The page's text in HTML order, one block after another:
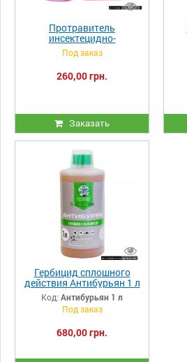
Протравитель
инсектецидно-
фунгицидной действия
АС-селектив 150 мл
Под заказ
260,00 грн.
Заказать
Гербицид сплошного
действия Антибурьян 1 л
Код: Антибурьян 1 л
Под заказ
680,00 грн.